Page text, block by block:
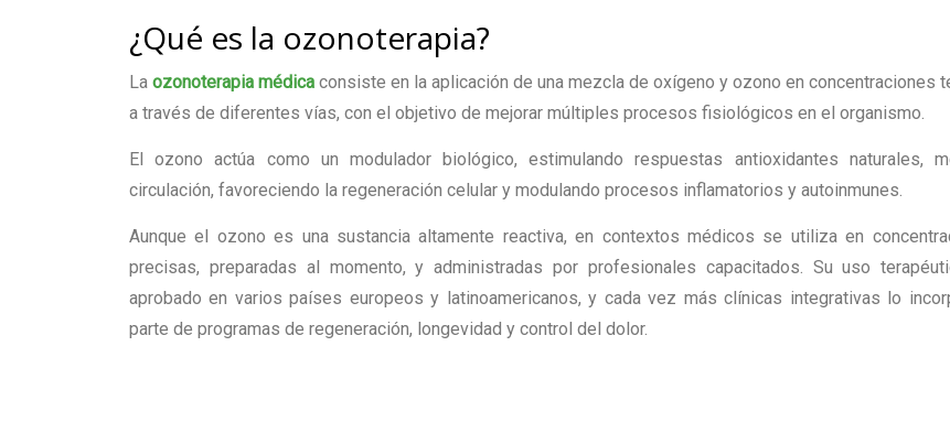
¿Qué es la ozonoterapia?
La ozonoterapia médica consiste en la aplicación de una mezcla de oxígeno y ozono en concentraciones
a través de diferentes vías, con el objetivo de mejorar múltiples procesos fisiológicos en el organismo.
El ozono actúa como un modulador biológico, estimulando respuestas antioxidantes naturales,
circulación, favoreciendo la regeneración celular y modulando procesos inflamatorios y autoinmunes.
Aunque el ozono es una sustancia altamente reactiva, en contextos médicos se utiliza en
precisas, preparadas al momento, y administradas por profesionales capacitados. Su uso
aprobado en varios países europeos y latinoamericanos, y cada vez más clínicas integrativas lo
parte de programas de regeneración, longevidad y control del dolor.